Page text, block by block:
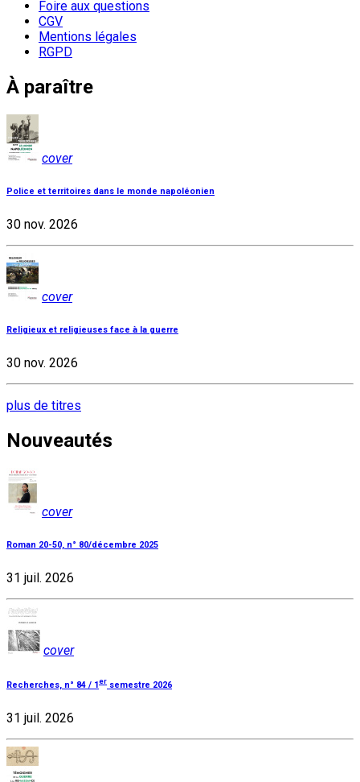
Foire aux questions
CGV
Mentions légales
RGPD
À paraître
cover
Police et territoires dans le monde napoléonien
30 nov. 2026
cover
Religieux et religieuses face à la guerre
30 nov. 2026
plus de titres
Nouveautés
cover
Roman 20-50, n° 80/décembre 2025
31 juil. 2026
cover
Recherches, n° 84 / 1 er semestre 2026
31 juil. 2026